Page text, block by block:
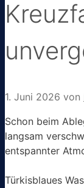
1. Juni 2026 von
Schon beim
langsam
entspannter
Türkisblaues